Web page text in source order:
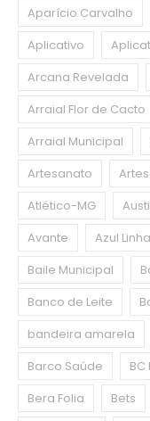
Aparício Carvalho
Aplicativo
Arcana Revelada
Arraial Flor de Cacto
Arraial Municipal
Artesanato
Atlético-MG
Avante
Azul
Baile Municipal
Banco de Leite
bandeira amarela
Barco Saúde
Bera Folia
Bets